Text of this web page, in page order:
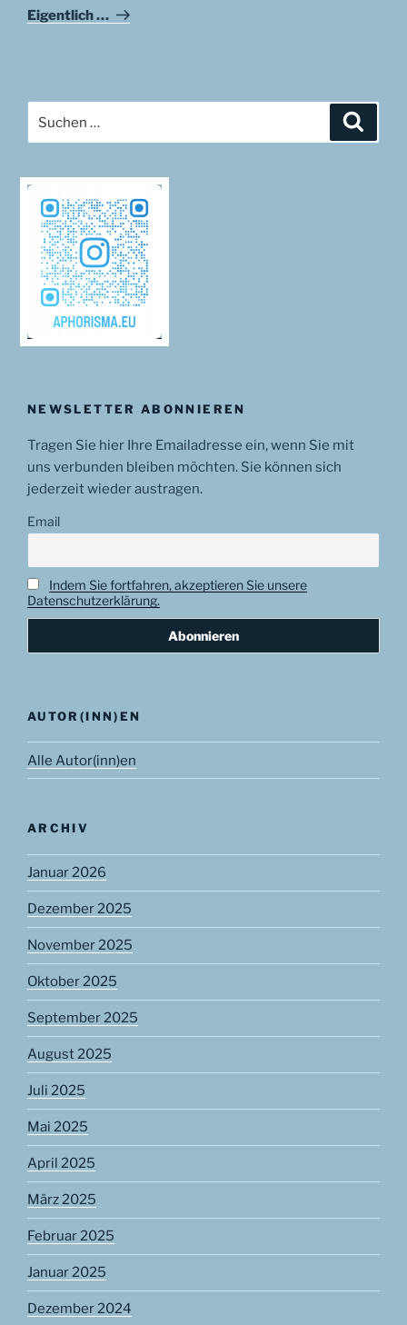
Beitrag
Eigentlich …
nach:
NEWSLETTER ABONNIEREN
Tragen Sie hier Ihre Emailadresse ein, wenn Sie mit
uns verbunden bleiben möchten. Sie können sich
jederzeit wieder austragen.
Email
Indem Sie fortfahren, akzeptieren Sie unsere
Datenschutzerklärung.
AUTOR(INN)EN
Alle Autor(inn)en
ARCHIV
Januar 2026
Dezember 2025
November 2025
Oktober 2025
September 2025
August 2025
Juli 2025
Mai 2025
April 2025
März 2025
Februar 2025
Januar 2025
Dezember 2024